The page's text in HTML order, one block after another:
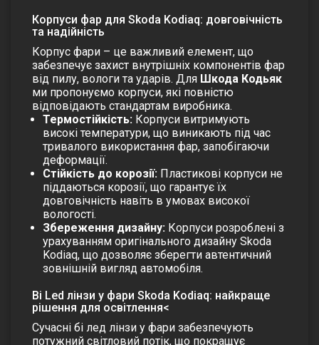
Корпуси фар для Skoda Kodiaq: довговічність
та надійність
Корпус фари – це важливий елемент, що
забезпечує захист внутрішніх компонентів фар
від пилу, вологи та ударів. Для Шкода Кодьяк
ми пропонуємо корпуси, які повністю
відповідають стандартам виробника.
Термостійкість: Корпуси витримують
високі температури, що виникають під час
тривалого використання фар, запобігаючи
деформації.
Стійкість до корозії: Пластикові корпуси не
піддаються корозії, що гарантує їх
довговічність навіть в умовах високої
вологості.
Збереження дизайну: Корпуси розроблені з
урахуванням оригінального дизайну Skoda
Kodiaq, що дозволяє зберегти автентичний
зовнішній вигляд автомобіля.
Bi Led лінзи у фари Skoda Kodiaq: найкраще
рішення для освітлення<
Сучасні бі лед лінзи у фари забезпечують
потужний світловий потік, що покращує